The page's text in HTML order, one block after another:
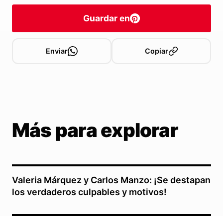
Guardar en
Enviar Copiar
Más para explorar
Valeria Márquez y Carlos Manzo: ¡Se destapan
los verdaderos culpables y motivos!